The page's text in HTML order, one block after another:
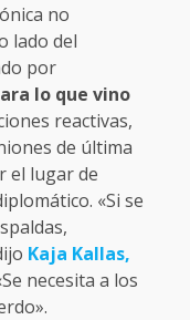
no
lado del
por
lo que vino
reactivas,
de última
el lugar de
«Si se
Kaja Kallas,
necesita a los